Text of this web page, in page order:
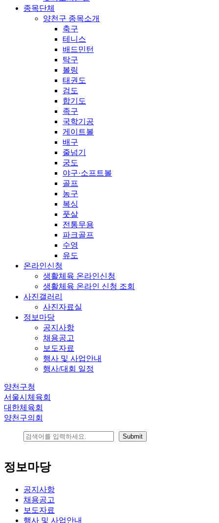
종목단체
양천구 종목소개
축구
테니스
배드민턴
탁구
볼링
태권도
검도
합기도
족구
국학기공
게이트볼
배구
줄넘기
궁도
야구·소프트볼
골프
농구
복싱
풋살
전통무용
파크골프
수영
유도
온라인신청
생활체육 온라인신청
생활체육 온라인 신청 조회
사진갤러리
사진자료실
정보마당
공지사항
채용공고
보도자료
행사 및 사업안내
행사/대회 일정
양천구청
서울시체육회
대한체육회
양천구의회
정보마당
공지사항
채용공고
보도자료
행사 및 사업안내